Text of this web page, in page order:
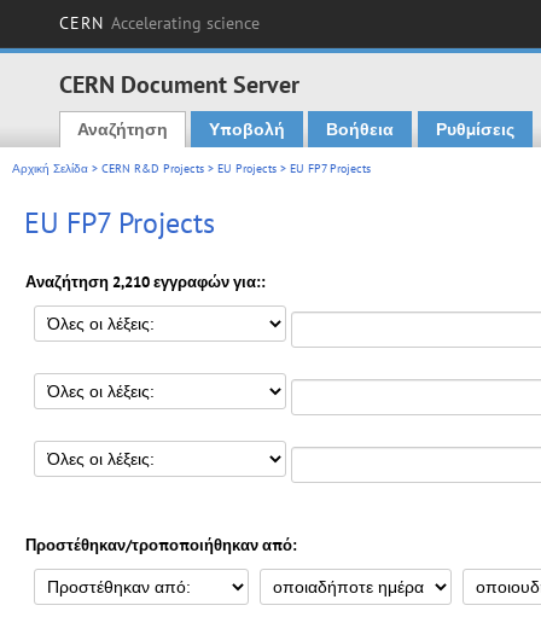
CERN Accelerating science
CERN Document Server
Main menu
Αναζήτηση Υποβολή Βοήθεια Ρυθμίσεις
Αρχική Σελίδα > CERN R&D Projects > EU Projects > EU FP7 Projects
EU FP7 Projects
Αναζήτηση 2,210 εγγραφών για::
Προστέθηκαν/τροποποιήθηκαν από: